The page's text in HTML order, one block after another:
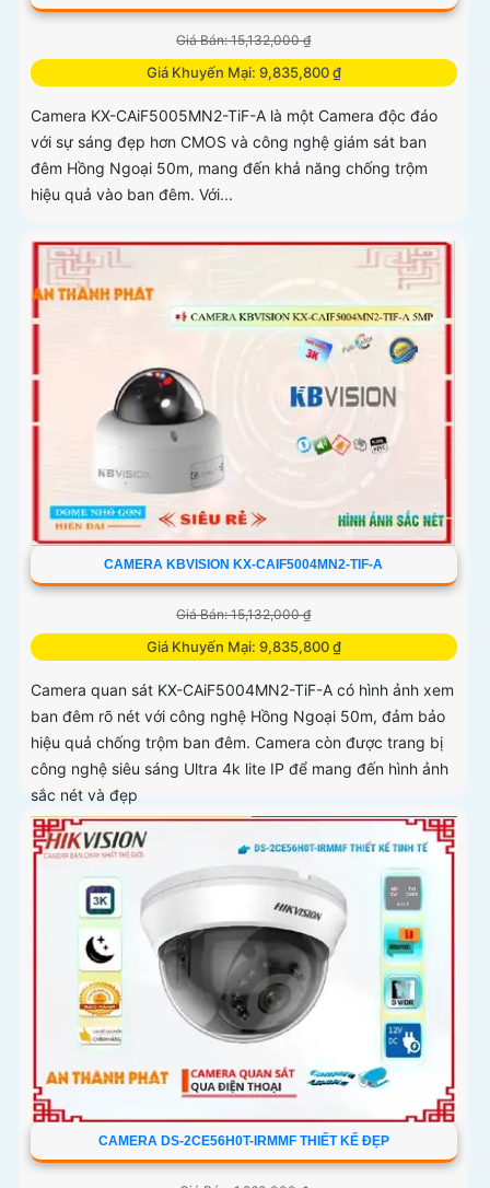
Giá Bán: 15,132,000 ₫
Giá Khuyến Mại: 9,835,800 ₫
Camera KX-CAiF5005MN2-TiF-A là một Camera độc đáo
với sự sáng đẹp hơn CMOS và công nghệ giám sát ban
đêm Hồng Ngoại 50m, mang đến khả năng chống trộm
hiệu quả vào ban đêm. Với...
CAMERA KBVISION KX-CAIF5004MN2-TIF-A
Giá Bán: 15,132,000 ₫
Giá Khuyến Mại: 9,835,800 ₫
Camera quan sát KX-CAiF5004MN2-TiF-A có hình ảnh xem
ban đêm rõ nét với công nghệ Hồng Ngoại 50m, đảm bảo
hiệu quả chống trộm ban đêm. Camera còn được trang bị
công nghệ siêu sáng Ultra 4k lite IP để mang đến hình ảnh
sắc nét và đẹp
CAMERA DS-2CE56H0T-IRMMF THIẾT KẾ ĐẸP